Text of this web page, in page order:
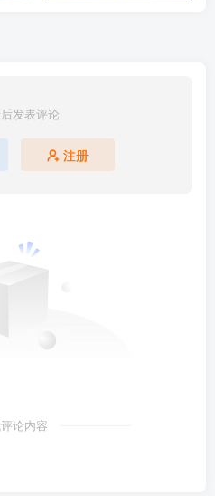
发表评论
注册
论内容